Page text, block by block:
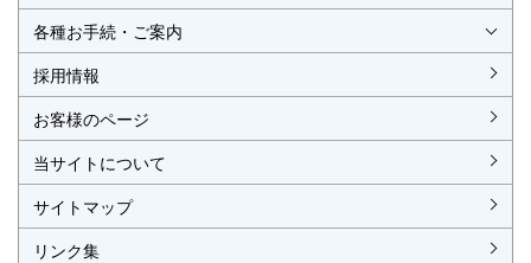
各種お手続・ご案内
採用情報
お客様のページ
当サイトについて
サイトマップ
リンク集